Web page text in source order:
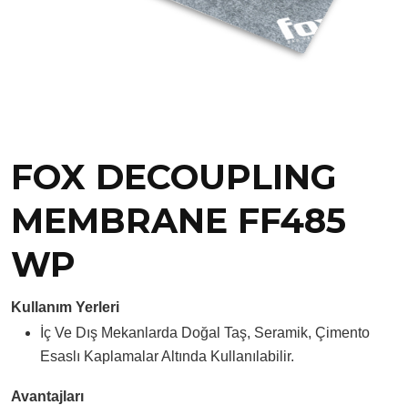
FOX DECOUPLING
MEMBRANE FF485
WP
Kullanım Yerleri
İç Ve Dış Mekanlarda Doğal Taş, Seramik, Çimento
Esaslı Kaplamalar Altında Kullanılabilir.
Avantajları